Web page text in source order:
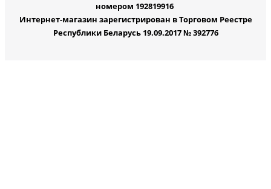
номером 192819916
Интернет-магазин зарегистрирован в Торговом Реестре
Республики Беларусь 19.09.2017 № 392776